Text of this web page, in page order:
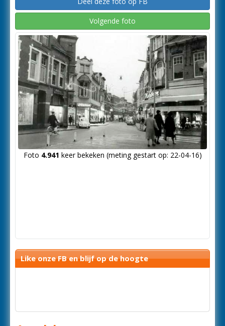
Volgende foto
Foto 4.941 keer bekeken (meting gestart op: 22-04-16)
Like onze FB en blijf op de hoogte